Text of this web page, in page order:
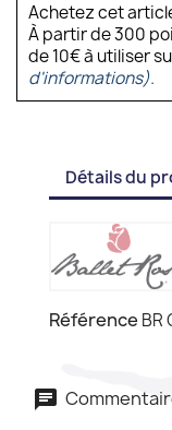
Achetez cet
À partir de 300
de 10€ à utiliser
d'informations).
Détails du
Référence BR